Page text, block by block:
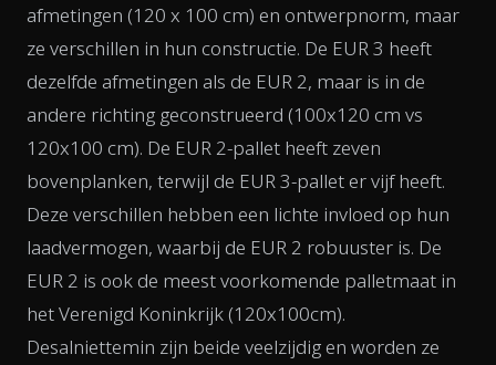
afmetingen (120 x 100 cm) en ontwerpnorm, maar
ze verschillen in hun constructie. De EUR 3 heeft
dezelfde afmetingen als de EUR 2, maar is in de
andere richting geconstrueerd (100x120 cm vs
120x100 cm). De EUR 2-pallet heeft zeven
bovenplanken, terwijl de EUR 3-pallet er vijf heeft.
Deze verschillen hebben een lichte invloed op hun
laadvermogen, waarbij de EUR 2 robuuster is. De
EUR 2 is ook de meest voorkomende palletmaat in
het Verenigd Koninkrijk (120x100cm).
Desalniettemin zijn beide veelzijdig en worden ze